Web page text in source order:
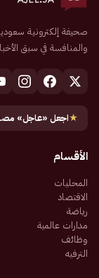
والمنافسة في سبق
★اجعل «عاجل»
الأقسام
المحليات
الاقتصاد
رياضة
مدارات عالمية
وظائف
الترفيه